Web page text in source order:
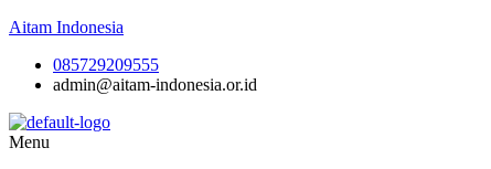
Aitam Indonesia
085729209555
admin@aitam-indonesia.or.id
Menu